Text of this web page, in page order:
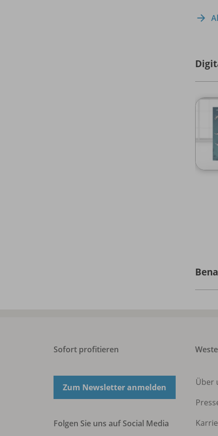
Sofort profitieren
Zum Newsletter anmelden
Folgen Sie uns auf Social Media
Über